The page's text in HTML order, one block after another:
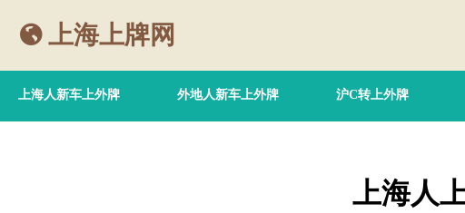
上海上牌网
上海人新车上外牌 外地人新车上外牌 沪C转上外牌
上海人